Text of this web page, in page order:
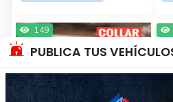
PUBLICA TUS
149